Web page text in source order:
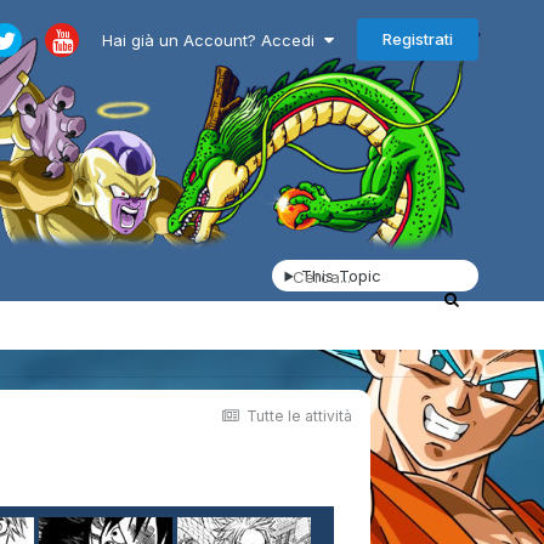
Hai già un Account? Accedi Registrati
This Topic
Tutte le attività